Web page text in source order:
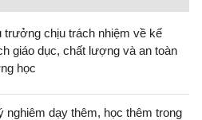
trưởng chịu trách nhiệm về kế
giáo dục, chất lượng và an toàn
học
nghiêm dạy thêm, học thêm trong